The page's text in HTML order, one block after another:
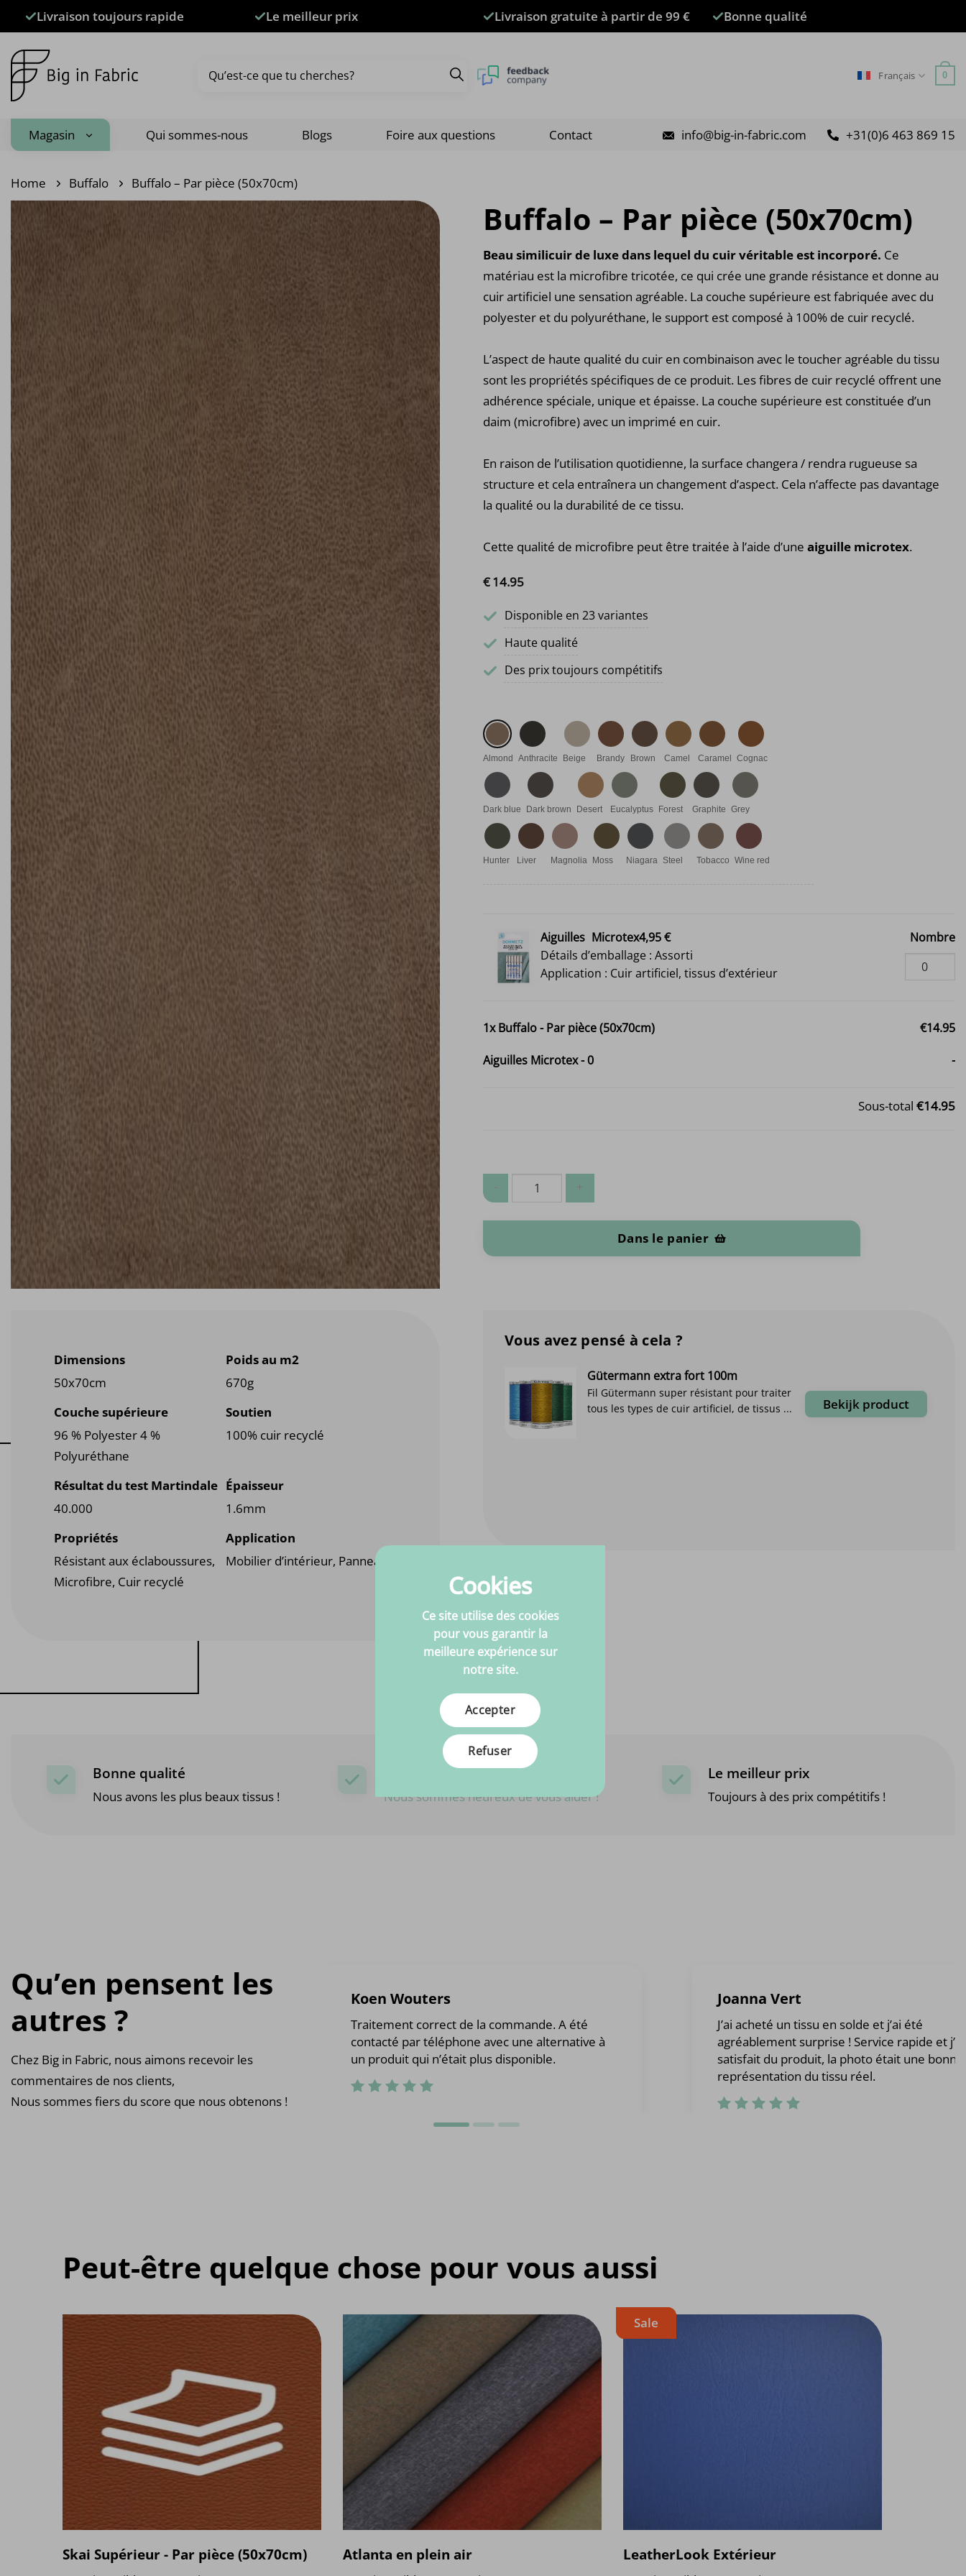
Livraison toujours rapide Le meilleur prix Livraison gratuite à partir de 99 € Bonne qualité
pour :
Français 0
Magasin Qui sommes-nous Blogs Foire aux questions Contact info@big-in-fabric.com +31(0)6 463 869 15
Home Buffalo Buffalo – Par pièce (50x70cm)
Buffalo – Par pièce (50x70cm)
Beau similicuir de luxe dans lequel du cuir véritable est incorporé. Ce
matériau est la microfibre tricotée, ce qui crée une grande résistance et donne au
cuir artificiel une sensation agréable. La couche supérieure est fabriquée avec du
polyester et du polyuréthane, le support est composé à 100% de cuir recyclé.
L’aspect de haute qualité du cuir en combinaison avec le toucher agréable du tissu
sont les propriétés spécifiques de ce produit. Les fibres de cuir recyclé offrent une
adhérence spéciale, unique et épaisse. La couche supérieure est constituée d’un
daim (microfibre) avec un imprimé en cuir.
En raison de l’utilisation quotidienne, la surface changera / rendra rugueuse sa
structure et cela entraînera un changement d’aspect. Cela n’affecte pas davantage
la qualité ou la durabilité de ce tissu.
Cette qualité de microfibre peut être traitée à l’aide d’une aiguille microtex.
€14.95
Disponible en 23 variantes
Haute qualité
Des prix toujours compétitifs
Almond Anthracite Beige Brandy Brown Camel Caramel Cognac
Dark blue Dark brown Desert Eucalyptus Forest Graphite Grey
Hunter Liver Magnolia Moss Niagara Steel Tobacco Wine red
Aiguilles Microtex4,95 €
Détails d’emballage : Assorti
Application : Cuir artificiel, tissus d’extérieur
Nombre
1xBuffalo - Par pièce (50x70cm) €14.95
Aiguilles Microtex-0 -
Sous-total €14.95
quantité de Buffalo - Par pièce (50x70cm)
Dans le panier
Dimensions
50x70cm
Poids au m2
670g
Couche supérieure
96 % Polyester 4 %
Polyuréthane
Soutien
100% cuir recyclé
Résultat du test Martindale
40.000
Épaisseur
1.6mm
Propriétés
Résistant aux éclaboussures,
Microfibre, Cuir recyclé
Application
Mobilier d’intérieur, Panneaux
Vous avez pensé à cela ?
Gütermann extra fort 100m
Fil Gütermann super résistant pour traiter
tous les types de cuir artificiel, de tissus ...
Bekijk product
Adhésif en spray
Adhésif en aérosol à haute solidité pour
une adhérence optimale Cet adhésif de
Bonne qualité
Nous avons les plus beaux tissus !
Besoin d’aide ?
Nous sommes heureux de vous aider !
Le meilleur prix
Toujours à des prix compétitifs !
Qu’en pensent les
autres ?
Chez Big in Fabric, nous aimons recevoir les
commentaires de nos clients,
Nous sommes fiers du score que nous obtenons !
Koen Wouters
Traitement correct de la commande. A été
contacté par téléphone avec une alternative à
un produit qui n’était plus disponible.
Joanna Vert
J’ai acheté un tissu en solde et j’ai été
agréablement surprise ! Service rapide et
satisfait du produit, la photo était une bonne
représentation du tissu réel.
Peut-être quelque chose pour vous aussi
Skai Supérieur - Par pièce (50x70cm) Atlanta en plein air
Sale
LeatherLook Extérieur
Cookies
Ce site utilise des cookies
pour vous garantir la
meilleure expérience sur
notre site.
Accepter
Refuser